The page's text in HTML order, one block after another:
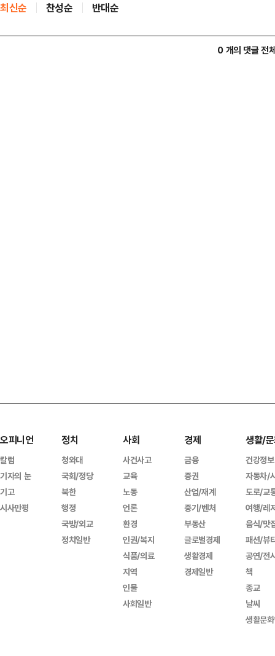
최신순 찬성순 반대순
0 개의 댓글 전
오피니언
칼럼
기자의 눈
기고
시사만평
정치
청와대
국회/정당
북한
행정
국방/외교
정치일반
사회
사건사고
교육
노동
언론
환경
인권/복지
식품/의료
지역
인물
사회일반
경제
금융
증권
산업/재계
중기/벤처
부동산
글로벌경제
생활경제
경제일반
생활/
건강정보
자동차/
도로/교
여행/레
음식/맛
패션/뷰
공연/전
책
종교
날씨
생활문